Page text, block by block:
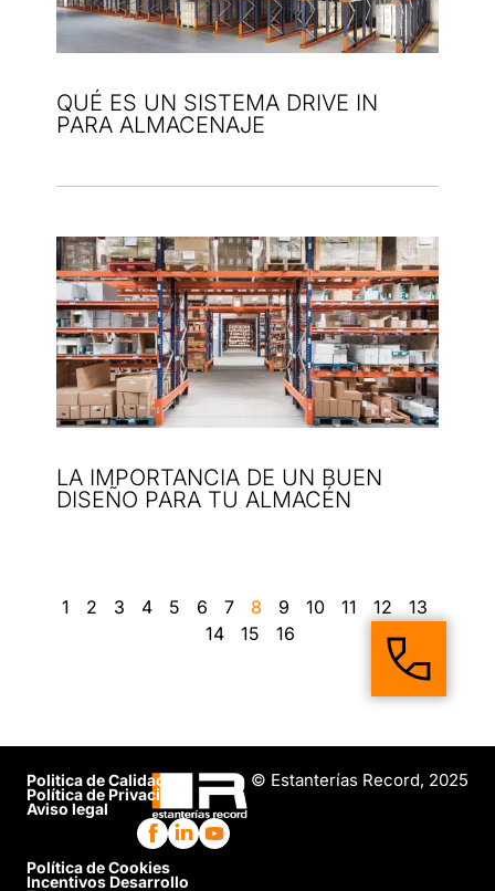
QUÉ ES UN SISTEMA DRIVE IN
PARA ALMACENAJE
LA IMPORTANCIA DE UN BUEN
DISEÑO PARA TU ALMACÉN
1 2 3 4 5 6 7 8 9 10 11 12
13
14
15 16
Politica de Calidad
Política de Privacidad
Aviso legal
Política de Cookies
Incentivos Desarrollo
© Estanterías Record, 2025